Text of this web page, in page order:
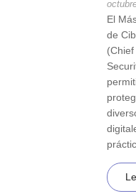
El
de